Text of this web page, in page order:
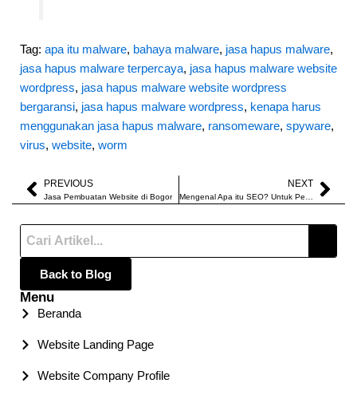
Tag: apa itu malware, bahaya malware, jasa hapus malware
jasa hapus malware terpercaya, jasa hapus malware website
wordpress, jasa hapus malware website wordpress
bergaransi, jasa hapus malware wordpress, kenapa harus
menggunakan jasa hapus malware, ransomeware, spyware
virus, website, worm
Prev
PREVIOUS
Jasa Pembuatan Website di Bogor
NEXT
Back to Blog
Menu
Beranda
Website Landing Page
Website Company Profile